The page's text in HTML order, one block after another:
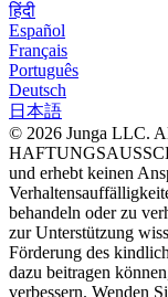
हिंदी
Español
Français
Português
Deutsch
日本語
© 2026 Junga LLC.
und erhebt keinen
behandeln oder zu
zur Unterstützung
Förderung des
dazu beitragen
verbessern. Wenden